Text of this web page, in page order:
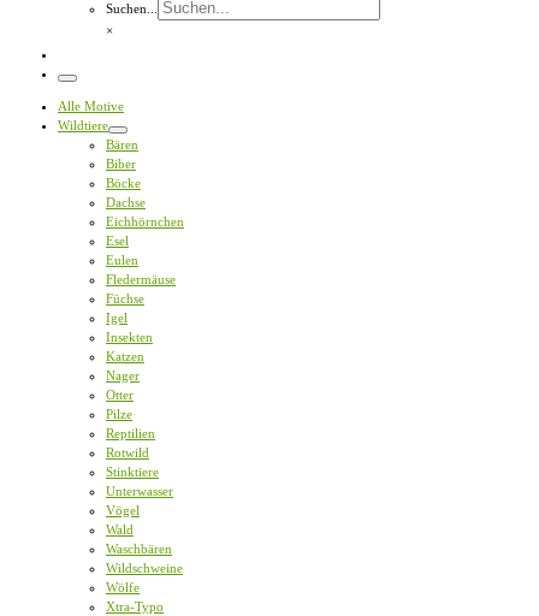
Suchen...
×
Menü
Alle Motive
Wildtiere
Bären
Biber
Böcke
Dachse
Eichhörnchen
Esel
Eulen
Fledermäuse
Füchse
Igel
Insekten
Katzen
Nager
Otter
Pilze
Reptilien
Rotwild
Stinktiere
Unterwasser
Vögel
Wald
Waschbären
Wildschweine
Wölfe
Xtra-Typo